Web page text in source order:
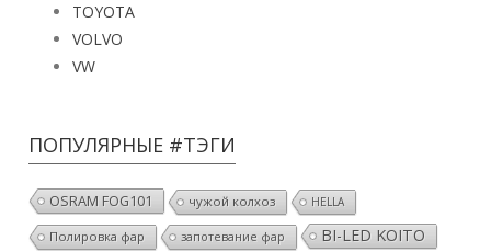
TOYOTA
VOLVO
VW
ПОПУЛЯРНЫЕ #ТЭГИ
OSRAM FOG101 чужой колхоз HELLA
Полировка фар запотевание фар BI-LED KOITO